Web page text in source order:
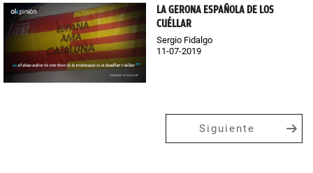
LA GERONA ESPAÑOLA DE LOS
CUÉLLAR
Sergio Fidalgo
11-07-2019
Siguiente